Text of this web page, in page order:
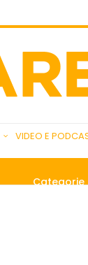
VIDEO E
Categorie